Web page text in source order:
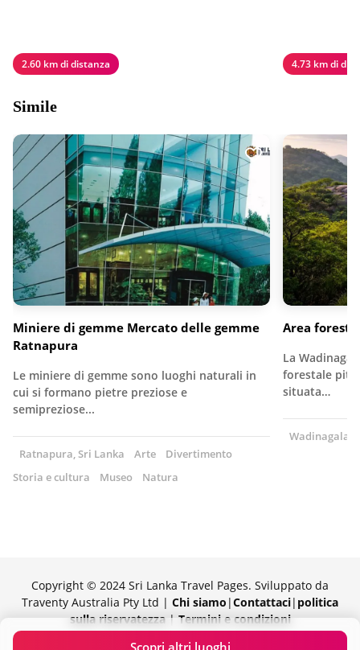
Scopri altri luoghi
2.60 km di distanza 4.73 km di
Simile
Miniere di gemme Mercato delle gemme
Ratnapura
Le miniere di gemme sono luoghi naturali in
cui si formano pietre preziose e
semipreziose...
Ratnapura, Sri Lanka Arte
Divertimento
Storia e cultura
Museo Natura
Area
La
forestale
situata…
Wadinagala,
Copyright © 2024 Sri Lanka Travel Pages. Sviluppato da
Traventy Australia Pty Ltd | Chi siamo |Contattaci| politica
sulla riservatezza | Termini e condizioni
Orgogliosamente fornito da Traventy